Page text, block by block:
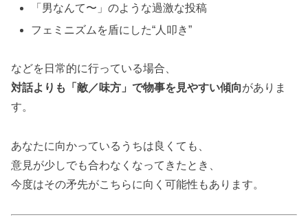
「男なんて〜」のような過激な投稿
フェミニズムを盾にした“人叩き”
などを日常的に行っている場合、
対話よりも「敵／味方」で物事を見やすい傾向がありま
す。
あなたに向かっているうちは良くても、
意見が少しでも合わなくなってきたとき、
今度はその矛先がこちらに向く可能性もあります。